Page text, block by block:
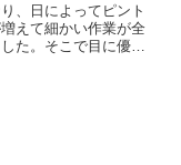
、日によってピント
えて細かい作業が全
た。そこで目に優し